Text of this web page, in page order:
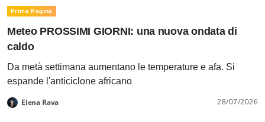
Prima Pagina
Meteo PROSSIMI GIORNI: una nuova ondata di
caldo
Da metà settimana aumentano le temperature e afa. Si
espande l'anticiclone africano
Elena Rava 28/07/2026